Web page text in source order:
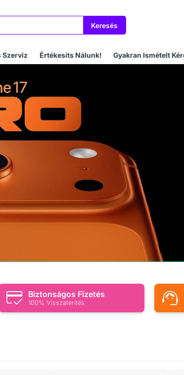
Keresés
Szerviz Értékesíts Nálunk! Gyakran Ismételt
Biztonságos Fizetés
100% Visszatérítés